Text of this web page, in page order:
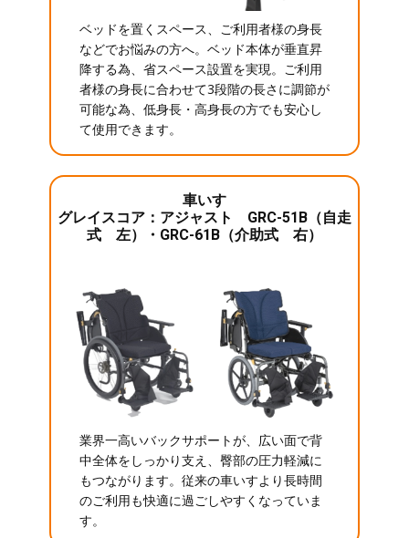
ベッドを置くスペース、ご利用者様の身長
などでお悩みの方へ。ベッド本体が垂直昇
降する為、省スペース設置を実現。ご利用
者様の身長に合わせて3段階の長さに調節が
可能な為、低身長・高身長の方でも安心し
て使用できます。
車いす
グレイスコア：アジャスト GRC-51B（自走
式 左）・GRC-61B（介助式 右）
業界一高いバックサポートが、広い面で背
中全体をしっかり支え、臀部の圧力軽減に
もつながります。従来の車いすより長時間
のご利用も快適に過ごしやすくなっていま
す。